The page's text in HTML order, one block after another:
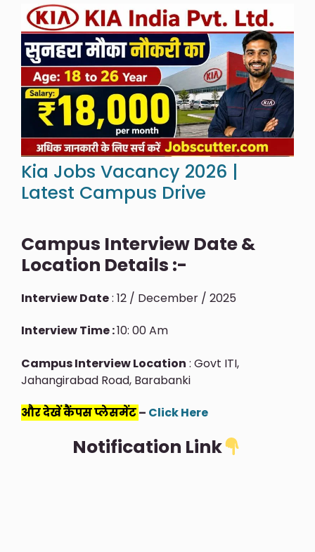
Kia Jobs Vacancy 2026 |
Latest Campus Drive
Campus Interview Date &
Location Details :-
Interview Date: 12 / December / 2025
Interview Time :10: 00 Am
Campus Interview Location : Govt ITI,
Jahangirabad Road, Barabanki
और देखें कैंपस प्लेसमेंट– Click Here
Notification Link